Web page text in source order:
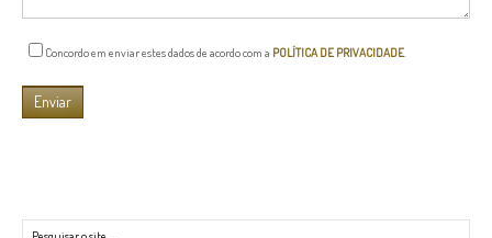
Concordo em enviar estes dados de acordo com a POLÍTICA DE PRIVACIDADE.